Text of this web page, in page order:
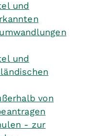
und
und
von
- zur